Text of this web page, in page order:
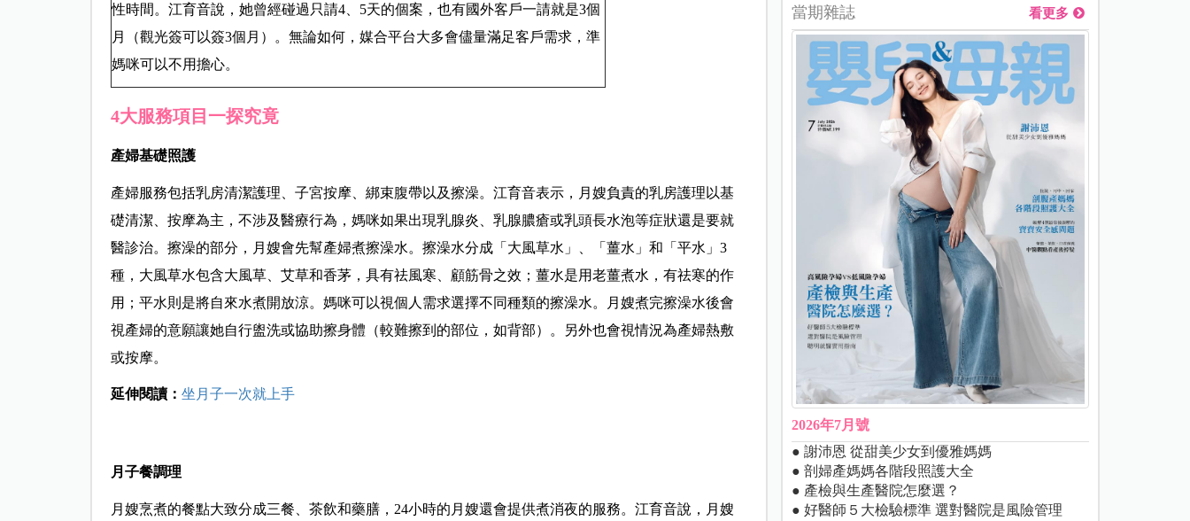
性時間。江育音說，她曾經碰過只請4、5天的個案，也有國外客戶一請就是3個
月（觀光簽可以簽3個月）。無論如何，媒合平台大多會儘量滿足客戶需求，準
媽咪可以不用擔心。
4大服務項目一探究竟
產婦基礎照護
產婦服務包括乳房清潔護理、子宮按摩、綁束腹帶以及擦澡。江育音表示，月嫂負責的乳房護理以基
礎清潔、按摩為主，不涉及醫療行為，媽咪如果出現乳腺炎、乳腺膿瘡或乳頭長水泡等症狀還是要就
醫診治。擦澡的部分，月嫂會先幫產婦煮擦澡水。擦澡水分成「大風草水」、「薑水」和「平水」3
種，大風草水包含大風草、艾草和香茅，具有祛風寒、顧筋骨之效；薑水是用老薑煮水，有祛寒的作
用；平水則是將自來水煮開放涼。媽咪可以視個人需求選擇不同種類的擦澡水。月嫂煮完擦澡水後會
視產婦的意願讓她自行盥洗或協助擦身體（較難擦到的部位，如背部）。另外也會視情況為產婦熱敷
或按摩。
延伸閱讀： 坐月子一次就上手
月子餐調理
月嫂烹煮的餐點大致分成三餐、茶飲和藥膳，24小時的月嫂還會提供煮消夜的服務。江育音說，月嫂
當期雜誌 看更多
2026年7月號
● 謝沛恩 從甜美少女到優雅媽媽
● 剖婦產媽媽各階段照護大全
● 產檢與生產醫院怎麼選？
● 好醫師５大檢驗標準 選對醫院是風險管理